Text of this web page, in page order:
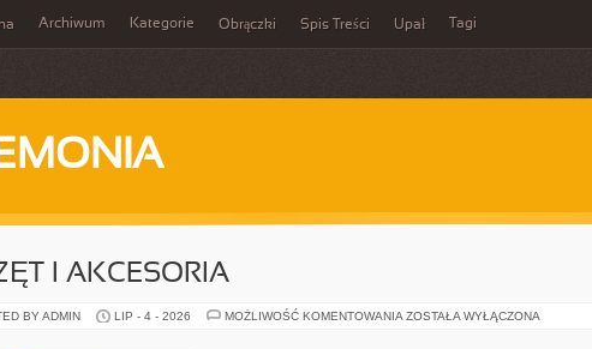
Archiwum Kategorie Obrączki Spis Treści Upał Tagi
I AKCESORIA
BY ADMIN LIP - 4 - 2026 MOŻLIWOŚĆ KOMENTOWANIA SPRZĘT
ZOSTAŁA WYŁĄCZONA